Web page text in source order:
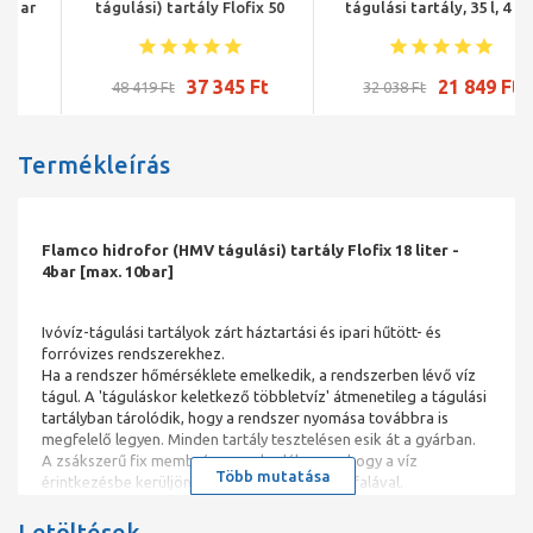
tágulási) tartály Flofix 50
48 419 Ft 37 345 Ft
tágulási tartály, 35 l, 4 bar
32 038 Ft 21 849 Ft
Termékleírás
Flamco hidrofor (HMV tágulási) tartály Flofix 18 liter -
4bar [max. 10bar]
Ivóvíz-tágulási tartályok zárt háztartási és ipari hűtött- és
forróvizes rendszerekhez.
Ha a rendszer hőmérséklete emelkedik, a rendszerben lévő víz
tágul. A 'táguláskor keletkező többletvíz' átmenetileg a tágulási
tartályban tárolódik, hogy a rendszer nyomása továbbra is
megfelelő legyen. Minden tartály tesztelésen esik át a gyárban.
A zsákszerű fix membrán megakadályozza, hogy a víz
érintkezésbe kerüljön a tartály fémtiszta acélfalával.
Nitrogén töltőgáz az előnyomás hosszabb ideig történő
Több mutatása